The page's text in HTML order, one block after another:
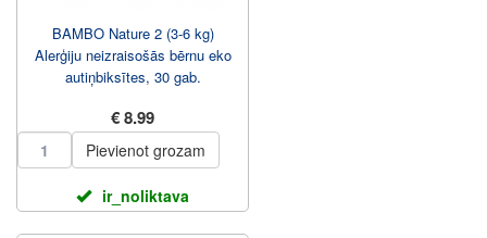
BAMBO Nature 2 (3-6 kg)
Alerģiju neizraisošās bērnu eko
autiņbiksītes, 30 gab.
€ 8.99
Pievienot grozam
ir_noliktava